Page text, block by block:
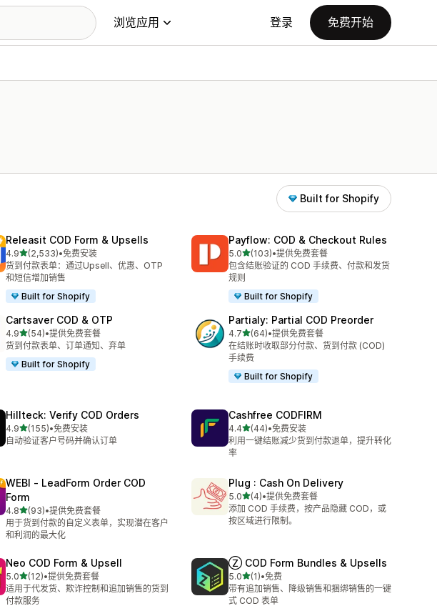
浏览应用 登录 免费开始
Built for Shopify
Releasit COD Form & Upsells
4.9星（满分 5 星）
(2,533)
总共 2533 条评论
•免费安装
货到付款表单：通过Upsell、优惠、OTP
和短信增加销售
Built for Shopify
Payflow: COD & Checkout Rules
5.0星（满分 5 星）
(103)
总共 103 条评论
•提供免费套餐
包含结账验证的 COD 手续费、付款和发货
规则
Built for Shopify
Cartsaver COD & OTP
4.9星（满分 5 星）
(54)
总共 54 条评论
•提供免费套餐
货到付款表单、订单通知、弃单
Built for Shopify
Partialy: Partial COD Preorder
4.7星（满分 5 星）
(64)
总共 64 条评论
•提供免费套餐
在结账时收取部分付款、货到付款 (COD)
手续费
Built for Shopify
Hillteck: Verify COD Orders
4.9星（满分 5 星）
(155)
总共 155 条评论
•免费安装
自动验证客户号码并确认订单
Cashfree CODFIRM
4.4星（满分 5 星）
(44)
总共 44 条评论
•免费安装
利用一键结账减少货到付款退单，提升转化
率
WEBI ‑ LeadForm Order COD
Form
4.8星（满分 5 星）
(93)
总共 93 条评论
•提供免费套餐
用于货到付款的自定义表单，实现潜在客户
和利润的最大化
Plug : Cash On Delivery
5.0星（满分 5 星）
(4)
总共 4 条评论
•提供免费套餐
添加 COD 手续费，按产品隐藏 COD，或
按区域进行限制。
Neo COD Form & Upsell
5.0星（满分 5 星）
(12)
总共 12 条评论
•提供免费套餐
适用于代发货、欺诈控制和追加销售的货到
付款服务
Ⓩ COD Form Bundles & Upsells
5.0星（满分 5 星）
(1)
总共 1 条评论
•免费
带有追加销售、降级销售和捆绑销售的一键
式 COD 表单